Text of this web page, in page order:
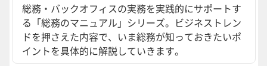
総務・バックオフィスの実務を実践的にサポートす
る「総務のマニュアル」シリーズ。ビジネストレン
ドを押さえた内容で、いま総務が知っておきたいポ
イントを具体的に解説していきます。